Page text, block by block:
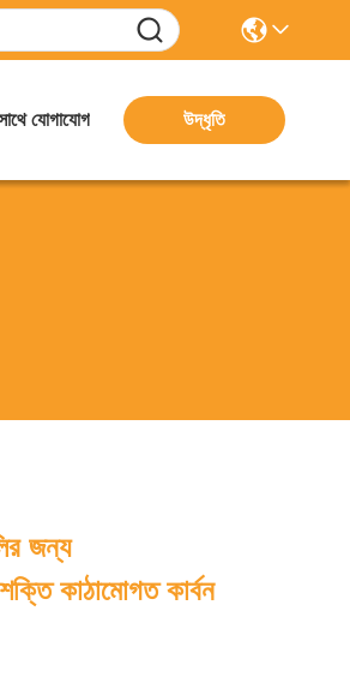
যোগাযোগ উদ্ধৃতি
জন্য
কাঠামোগত কার্বন